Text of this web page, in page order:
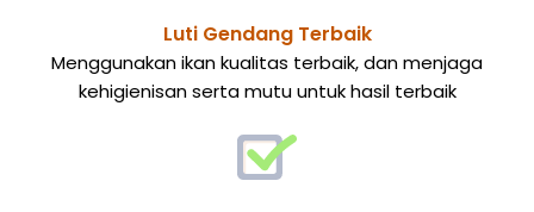
Luti Gendang Terbaik
Menggunakan ikan kualitas terbaik, dan menjaga
kehigienisan serta mutu untuk hasil terbaik